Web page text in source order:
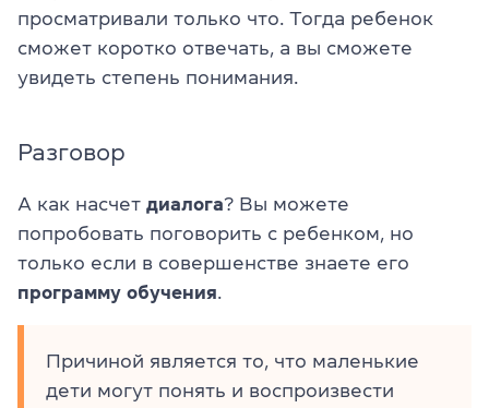
просматривали только что. Тогда ребенок
сможет коротко отвечать, а вы сможете
увидеть степень понимания.
Разговор
А как насчет диалога? Вы можете
попробовать поговорить с ребенком, но
только если в совершенстве знаете его
программу обучения.
Причиной является то, что маленькие
дети могут понять и воспроизвести